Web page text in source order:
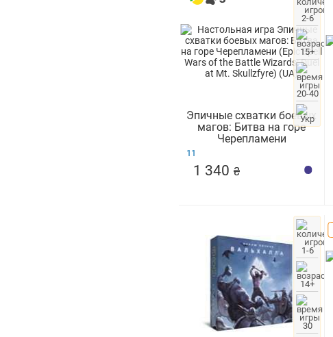
Эпичные схватки боевых
магов: Битва на горе
Черепламени
Epic Spell Wars of the Battle
Wizards: Duel at Mt. Skullzfyre
2-6
15+
20-40
11
1 340 ₴
1-6
14+
30